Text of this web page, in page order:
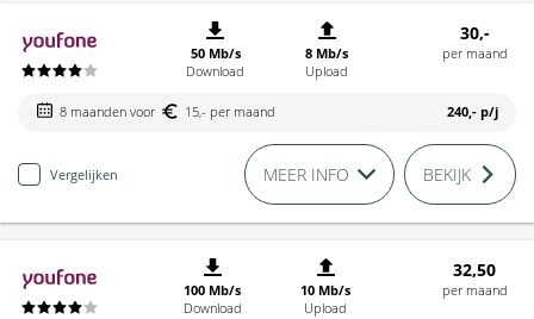
50 Mb/s
Download
8 Mb/s
Upload
30,-
per maand
8 maanden voor 15,- per maand 240,- p/j
Vergelijken MEER INFO BEKIJK
100 Mb/s
Download
10 Mb/s
Upload
32,50
per maand